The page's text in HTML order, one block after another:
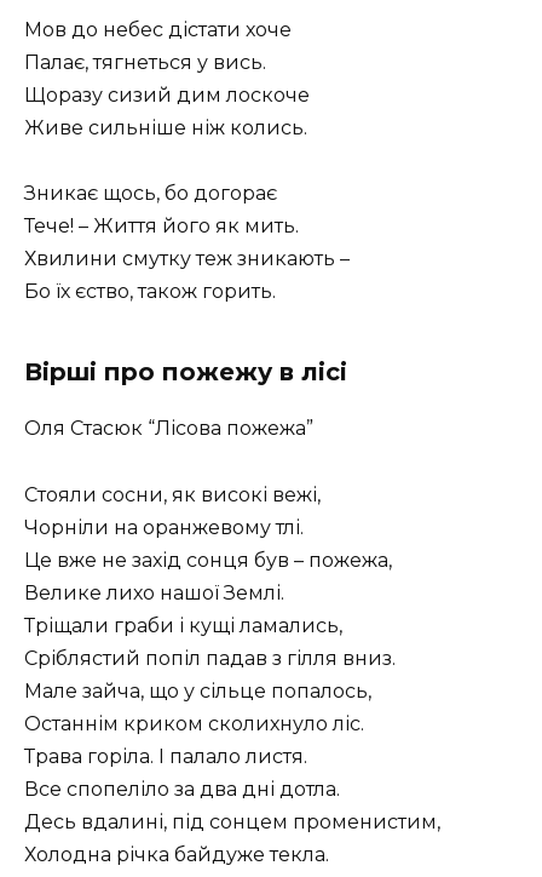
Мов до небес дістати хоче
Палає, тягнеться у вись.
Щоразу сизий дим лоскоче
Живе сильніше ніж колись.
Зникає щось, бо догорає
Тече! – Життя його як мить.
Хвилини смутку теж зникають –
Бо їх єство, також горить.
Вірші про пожежу в лісі
Оля Стасюк “Лісова пожежа”
Стояли сосни, як високі вежі,
Чорніли на оранжевому тлі.
Це вже не захід сонця був – пожежа,
Велике лихо нашої Землі.
Тріщали граби і кущі ламались,
Сріблястий попіл падав з гілля вниз.
Мале зайча, що у сільце попалось,
Останнім криком сколихнуло ліс.
Трава горіла. І палало листя.
Все спопеліло за два дні дотла.
Десь вдалині, під сонцем променистим,
Холодна річка байдуже текла.